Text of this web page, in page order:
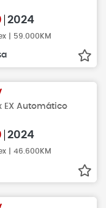
2024
| 59.000KM
EX Automático
2024
| 46.600KM